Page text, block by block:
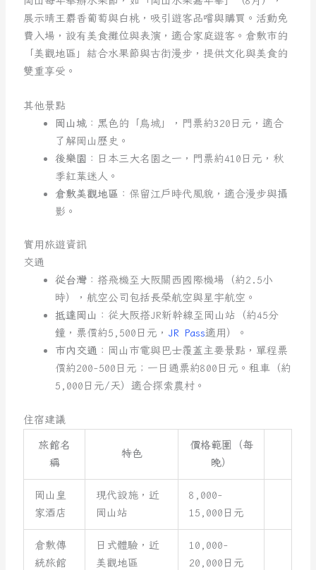
展示晴王麝香葡萄與白桃，吸引遊客品嚐與購買。活動免
費入場，設有美食攤位與表演，適合家庭遊客。倉敷市的
「美觀地區」結合水果節與古街漫步，提供文化與美食的
雙重享受。
其他景點
岡山城 ：黑色的「烏城」，門票約320日元，適合
了解岡山歷史。
後樂園 ：日本三大名園之一，門票約410日元，秋
季紅葉迷人。
倉敷美觀地區 ：保留江戶時代風貌，適合漫步與攝
影。
實用旅遊資訊
交通
從台灣 ：搭飛機至大阪關西國際機場（約2.5小
時），航空公司包括長榮航空與星宇航空。
抵達岡山 ：從大阪搭JR新幹線至岡山站（約45分
鐘，票價約5,500日元， JR Pass適用）。
市內交通 ：岡山市電與巴士覆蓋主要景點，單程票
價約200-500日元；一日通票約800日元。租車（約
5,000日元/天）適合探索農村。
住宿建議
旅館名
稱
特色
價格範圍（每
晚）
岡山皇
家酒店
現代設施，近
岡山站
8,000-
15,000日元
倉敷傳
統旅館
日式體驗，近
美觀地區
10,000-
20,000日元